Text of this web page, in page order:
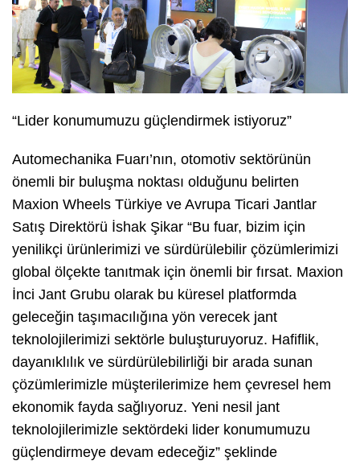
“Lider konumumuzu güçlendirmek istiyoruz”
Automechanika Fuarı’nın, otomotiv sektörünün
önemli bir buluşma noktası olduğunu belirten
Maxion Wheels Türkiye ve Avrupa Ticari Jantlar
Satış Direktörü İshak Şikar “Bu fuar, bizim için
yenilikçi ürünlerimizi ve sürdürülebilir çözümlerimizi
global ölçekte tanıtmak için önemli bir fırsat. Maxion
İnci Jant Grubu olarak bu küresel platformda
geleceğin taşımacılığına yön verecek jant
teknolojilerimizi sektörle buluşturuyoruz. Hafiflik,
dayanıklılık ve sürdürülebilirliği bir arada sunan
çözümlerimizle müşterilerimize hem çevresel hem
ekonomik fayda sağlıyoruz. Yeni nesil jant
teknolojilerimizle sektördeki lider konumumuzu
güçlendirmeye devam edeceğiz” şeklinde